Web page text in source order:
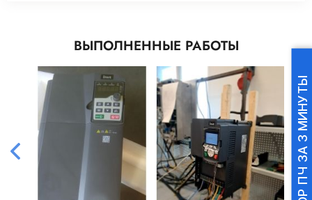
ВЫПОЛНЕННЫЕ РАБОТЫ
ПОДБОР ПЧ ЗА 3 МИНУТЫ